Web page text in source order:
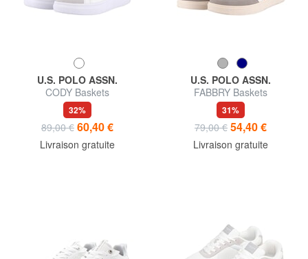
U.S. POLO ASSN.
CODY Baskets
32%
89,00 € 60,40 €
Livraison gratuite
U.S. POLO ASSN.
FABBRY Baskets
31%
79,00 € 54,40 €
Livraison gratuite